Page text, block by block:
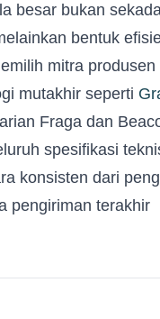
besar bukan
bentuk
mitra
mutakhir seperti
Fraga dan
spesifikasi
konsisten dari
pengiriman terakhir